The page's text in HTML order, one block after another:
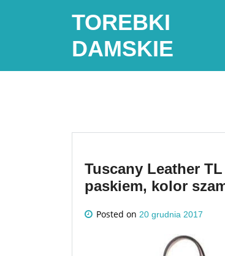
TOREBKI
DAMSKIE
Tuscany Leather
paskiem, kolor
Posted on 20 grudnia 2017